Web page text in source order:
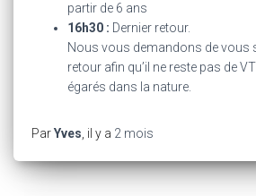
partir de 6 ans
16h30 : Dernier retour.
Nous vous demandons de vous
retour afin qu’il ne reste pas de
égarés dans la nature.
ParYves , il y a 2 mois